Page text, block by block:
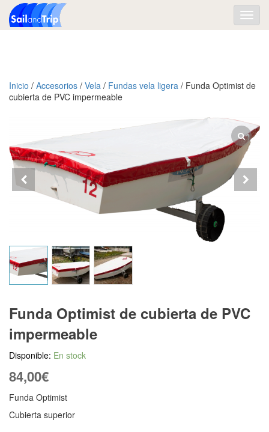
Inicio / Accesorios / Vela / Fundas vela ligera / Funda Optimist de
cubierta de PVC impermeable
Funda Optimist de cubierta de PVC
impermeable
Disponible: En stock
84,00€
Funda Optimist
Cubierta superior